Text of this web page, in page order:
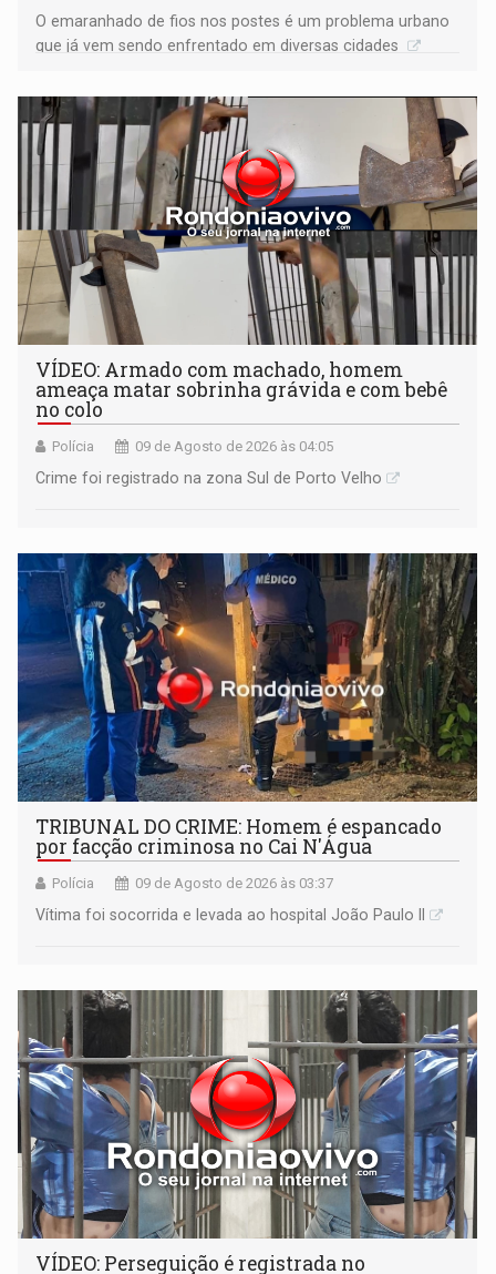
O emaranhado de fios nos postes é um problema urbano
que já vem sendo enfrentado em diversas cidades
VÍDEO: Armado com machado, homem
ameaça matar sobrinha grávida e com bebê
no colo
Polícia 09 de Agosto de 2026 às 04:05
Crime foi registrado na zona Sul de Porto Velho
TRIBUNAL DO CRIME: Homem é espancado
por facção criminosa no Cai N'Água
Polícia 09 de Agosto de 2026 às 03:37
Vítima foi socorrida e levada ao hospital João Paulo II
VÍDEO: Perseguição é registrada no